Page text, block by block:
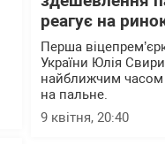
реагує на
Перша
України Юлія
найближчим часом
на пальне.
9 квітня, 20:40